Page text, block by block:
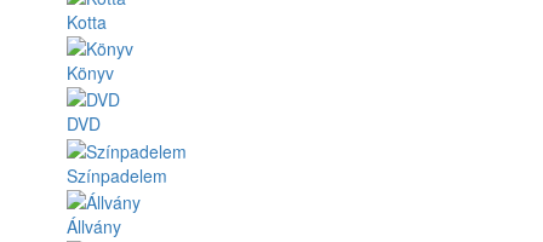
Kotta
Könyv
DVD
Színpadelem
Állvány